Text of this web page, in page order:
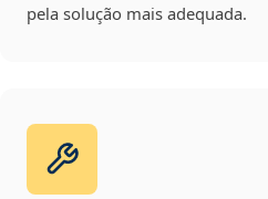
pela solução mais adequada.